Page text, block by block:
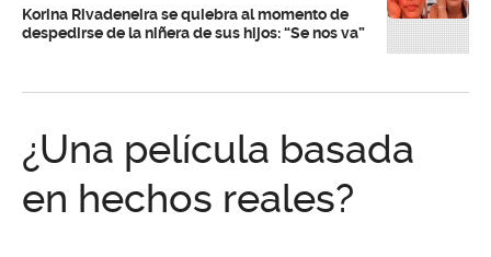
Korina Rivadeneira se quiebra al momento de
despedirse de la niñera de sus hijos: “Se nos va”
¿Una película basada
en hechos reales?